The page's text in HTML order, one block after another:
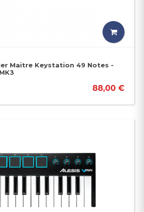
Maitre Keystation 49 Notes -
88,00 €